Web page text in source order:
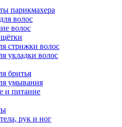
парикмахера
волос
волос
стрижки волос
укладки волос
бритья
умывания
и питание
рук и ног